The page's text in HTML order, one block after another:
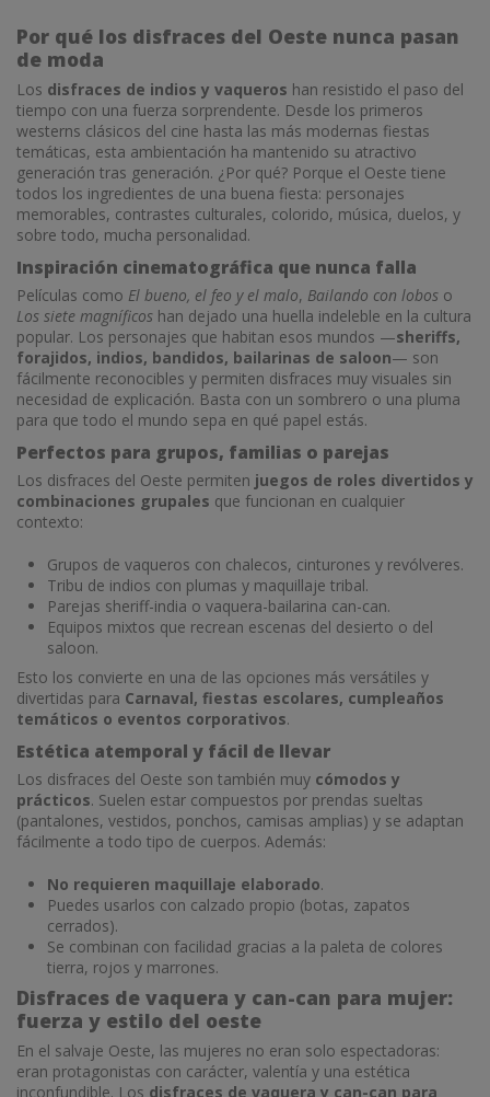
Por qué los disfraces del Oeste nunca pasan
de moda
Los disfraces de indios y vaqueros han resistido el paso del
tiempo con una fuerza sorprendente. Desde los primeros
westerns clásicos del cine hasta las más modernas fiestas
temáticas, esta ambientación ha mantenido su atractivo
generación tras generación. ¿Por qué? Porque el Oeste tiene
todos los ingredientes de una buena fiesta: personajes
memorables, contrastes culturales, colorido, música, duelos, y
sobre todo, mucha personalidad.
Inspiración cinematográfica que nunca falla
Películas como El bueno, el feo y el malo, Bailando con lobos o
Los siete magníficos han dejado una huella indeleble en la cultura
popular. Los personajes que habitan esos mundos —sheriffs,
forajidos, indios, bandidos, bailarinas de saloon— son
fácilmente reconocibles y permiten disfraces muy visuales sin
necesidad de explicación. Basta con un sombrero o una pluma
para que todo el mundo sepa en qué papel estás.
Perfectos para grupos, familias o parejas
Los disfraces del Oeste permiten juegos de roles divertidos y
combinaciones grupales que funcionan en cualquier
contexto:
Grupos de vaqueros con chalecos, cinturones y revólveres.
Tribu de indios con plumas y maquillaje tribal.
Parejas sheriff-india o vaquera-bailarina can-can.
Equipos mixtos que recrean escenas del desierto o del
saloon.
Esto los convierte en una de las opciones más versátiles y
divertidas para Carnaval, fiestas escolares, cumpleaños
temáticos o eventos corporativos.
Estética atemporal y fácil de llevar
Los disfraces del Oeste son también muy cómodos y
prácticos. Suelen estar compuestos por prendas sueltas
(pantalones, vestidos, ponchos, camisas amplias) y se adaptan
fácilmente a todo tipo de cuerpos. Además:
No requieren maquillaje elaborado.
Puedes usarlos con calzado propio (botas, zapatos
cerrados).
Se combinan con facilidad gracias a la paleta de colores
tierra, rojos y marrones.
Disfraces de vaquera y can-can para mujer:
fuerza y estilo del oeste
En el salvaje Oeste, las mujeres no eran solo espectadoras:
eran protagonistas con carácter, valentía y una estética
inconfundible. Los disfraces de vaquera y can-can para